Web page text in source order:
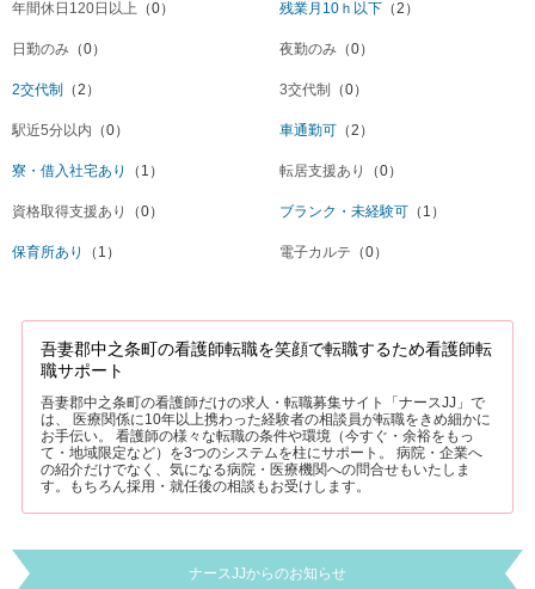
年間休日120日以上 （0） 残業月10ｈ以下 （2）
日勤のみ （0） 夜勤のみ （0）
2交代制 （2） 3交代制 （0）
駅近5分以内 （0） 車通勤可 （2）
寮・借入社宅あり （1） 転居支援あり （0）
資格取得支援あり （0） ブランク・未経験可 （1）
保育所あり （1） 電子カルテ （0）
吾妻郡中之条町の看護師転職を笑顔で転職するため看護師転
職サポート
吾妻郡中之条町の看護師だけの求人・転職募集サイト「ナースJJ」で
は、 医療関係に10年以上携わった経験者の相談員が転職をきめ細かに
お手伝い。 看護師の様々な転職の条件や環境（今すぐ・余裕をもっ
て・地域限定など）を3つのシステムを柱にサポート。 病院・企業へ
の紹介だけでなく、気になる病院・医療機関への問合せもいたしま
す。もちろん採用・就任後の相談もお受けします。
ナースJJからのお知らせ